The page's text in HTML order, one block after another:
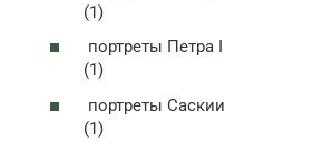
(1)
портреты Петра I
(1)
портреты Саскии
(1)